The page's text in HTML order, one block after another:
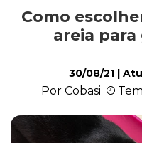
Como
areia
30/08/21 |
Por Cobasi